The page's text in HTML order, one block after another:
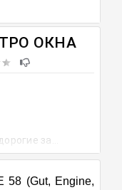
заводские
работы.
проспекте.
ОКНА
за
рублей в
титан. Окна в
58 (Gut, Engine,